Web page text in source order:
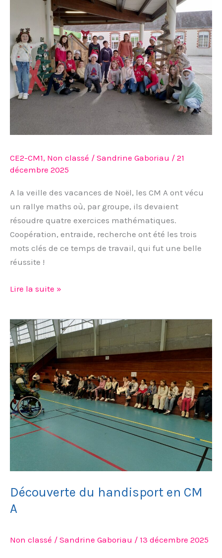
CE2-CM1, Non classé / Sandrine Gaboriau / 21
décembre 2025
A la veille des vacances de Noël, les CM A ont vécu
un rallye maths où, par groupe, ils devaient
résoudre quatre exercices mathématiques.
Coopération, entraide, recherche ont été les trois
mots clés de ce temps de travail, qui fut une belle
réussite !
Lire la suite »
Découverte du handisport en CM
A
Non classé / Sandrine Gaboriau / 13 décembre 2025
Découverte
du
handisport
en
CM
A